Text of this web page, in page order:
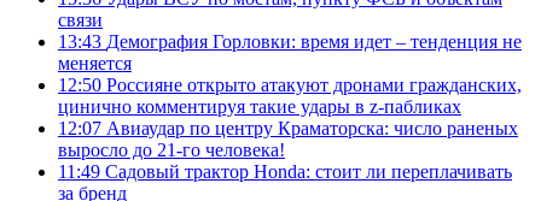
связи
13:43 Демография Горловки: время идет – тенденция не
меняется
12:50 Россияне открыто атакуют дронами гражданских,
цинично комментируя такие удары в z-пабликах
12:07 Авиаудар по центру Краматорска: число раненых
выросло до 21-го человека!
11:49 Садовый трактор Honda: стоит ли переплачивать
за бренд